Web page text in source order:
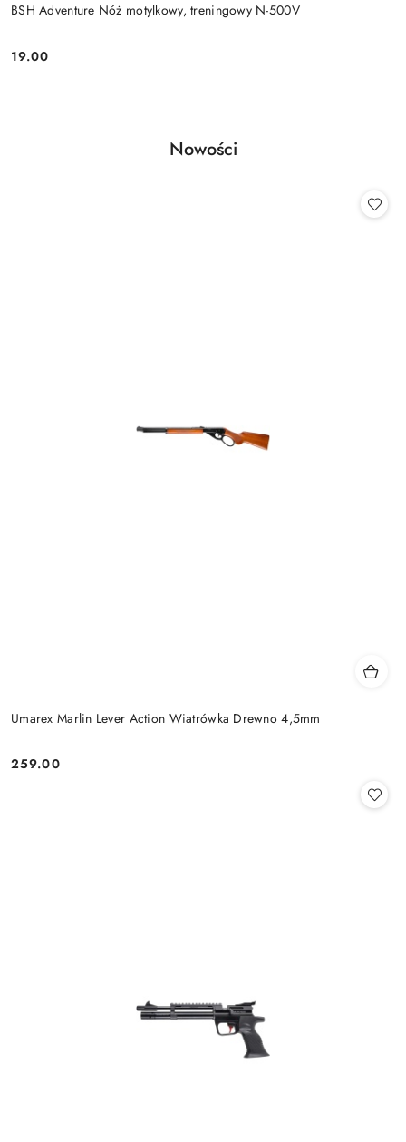
BSH Adventure Nóż motylkowy, treningowy N-500V
Cena:
19.00
Pomiń karuzelę produktów
Produkty
Nowości
Umarex Marlin Lever Action Wiatrówka Drewno 4,5mm
Cena:
259.00